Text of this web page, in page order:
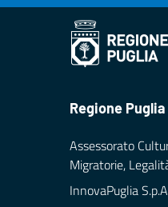
Regione Puglia
Assessorato
Migratorie,
InnovaPuglia